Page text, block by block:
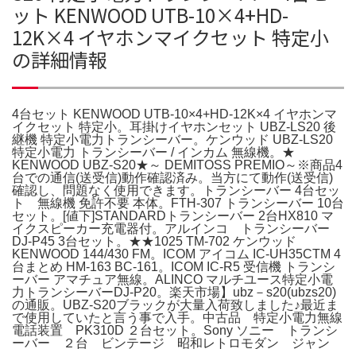
ット KENWOOD UTB-10×4+HD-
12K×4 イヤホンマイクセット 特定小
の詳細情報
4台セット KENWOOD UTB-10×4+HD-12K×4 イヤホンマ
イクセット 特定小。耳掛けイヤホンセット UBZ-LS20 後
継機 特定小電力トランシーバー。ケンウッド UBZ-LS20
特定小電力 トランシーバー / インカム 無線機。★
KENWOOD UBZ-S20★～ DEMITOSS PREMIO～※商品4
台での通信(送受信)動作確認済み。当方にて動作(送受信)
確認し、問題なく使用できます。トランシーバー 4台セッ
ト 無線機 免許不要 本体。FTH-307 トランシーバー 10台
セット。[値下]STANDARDトランシーバー 2台HX810 マ
イクスピーカー充電器付。アルインコ トランシーバー
DJ-P45 3台セット。★★1025 TM-702 ケンウッド
KENWOOD 144/430 FM。ICOM アイコム IC-UH35CTM 4
台まとめ HM-163 BC-161。ICOM IC-R5 受信機 トランシ
ーバー アマチュア無線。ALINCO マルチユース特定小電
力トランシーバーDJ-P20。楽天市場】ubz－s20(ubzs20)
の通販。UBZ-S20ブラックが大量入荷致しました♪最近ま
で使用していたと言う事で入手。中古品 特定小電力無線
電話装置 PK310D ２台セット。Sony ソニー トランシ
ーバー ２台 ビンテージ 昭和レトロモダン ジャン